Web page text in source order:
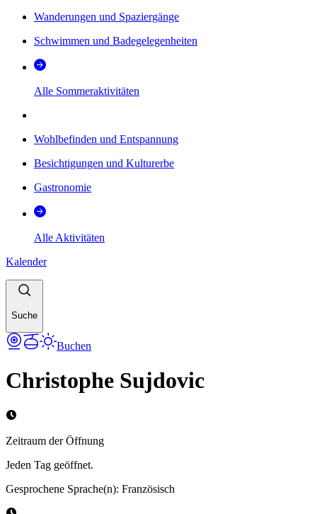
Wanderungen und Spaziergänge
Schwimmen und Badegelegenheiten
Alle Sommeraktivitäten
Wohlbefinden und Entspannung
Besichtigungen und Kulturerbe
Gastronomie
Alle Aktivitäten
Kalender
Suche
Buchen
Christophe Sujdovic
Zeitraum der Öffnung
Jeden Tag geöffnet.
Gesprochene Sprache(n): Französisch